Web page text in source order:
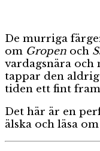
De murriga
om Gropen och
vardagsnära och
tappar den
tiden ett fint
Det här är en
älska och läsa